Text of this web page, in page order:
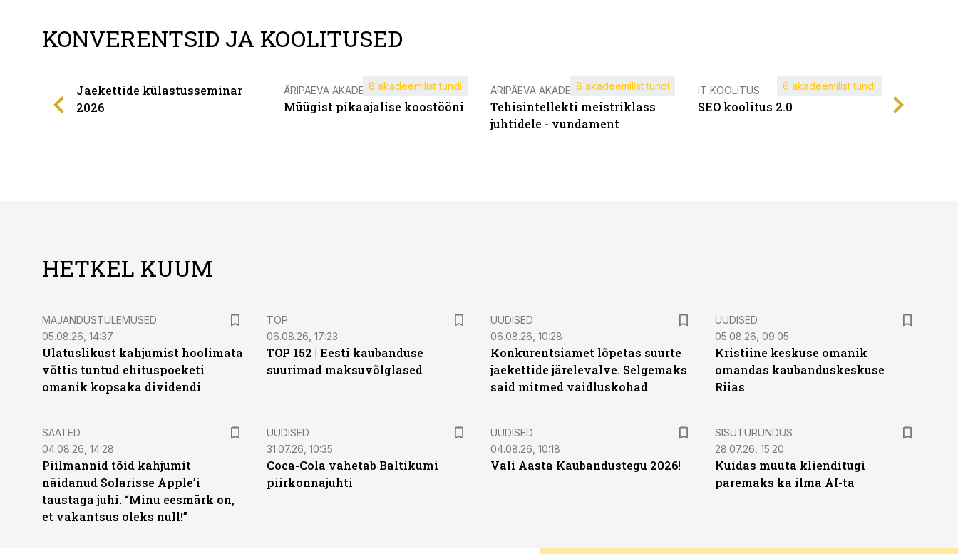
KONVERENTSID JA KOOLITUSED
Jaekettide külastusseminar
2026
ÄRIPÄEVA AKADEEMIA
Müügist pikaajalise koostööni
8 akadeemilist tundi ÄRIPÄEVA AKADEEMIA
Tehisintellekti meistriklass
juhtidele - vundament
8 akadeemilist tundi IT KOOLITUS
SEO koolitus 2.0
6 akadeemilist tundi
HETKEL KUUM
MAJANDUSTULEMUSED
05.08.26, 14:37
Ulatuslikust kahjumist hoolimata
võttis tuntud ehituspoeketi
omanik kopsaka dividendi
TOP
06.08.26, 17:23
TOP 152 | Eesti kaubanduse
suurimad maksuvõlglased
UUDISED
06.08.26, 10:28
Konkurentsiamet lõpetas suurte
jaekettide järelevalve. Selgemaks
said mitmed vaidluskohad
UUDISED
05.08.26, 09:05
Kristiine keskuse omanik
omandas kaubanduskeskuse
Riias
SAATED
04.08.26, 14:28
Piilmannid tõid kahjumit
näidanud Solarisse Apple’i
taustaga juhi. “Minu eesmärk on,
et vakantsus oleks null!”
UUDISED
31.07.26, 10:35
Coca-Cola vahetab Baltikumi
piirkonnajuhti
UUDISED
04.08.26, 10:18
Vali Aasta Kaubandustegu 2026!
ST
SISUTURUNDUS
28.07.26, 15:20
Kuidas muuta klienditugi
paremaks ka ilma AI-ta